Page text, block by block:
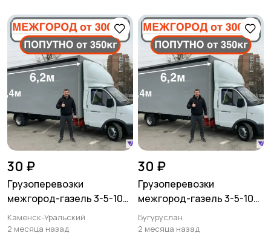
30 ₽
Грузоперевозки
межгород-газель 3-5-10
тонн
Каменск-Уральский
2 месяца назад
30 ₽
Грузоперевозки
межгород-газель 3-5-10
тонн
Бугуруслан
2 месяца назад